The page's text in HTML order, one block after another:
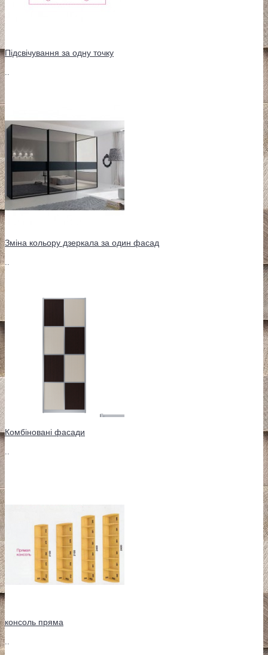
Підсвічування за одну точку
..
Зміна кольору дзеркала за один фасад
Комбіновані фасади
..
консоль пряма
..